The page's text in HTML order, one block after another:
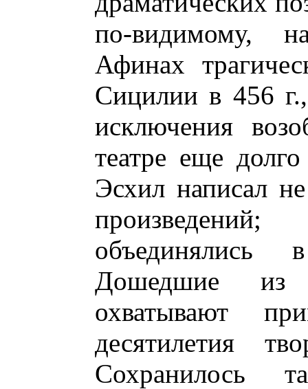
по-видимому,
Афинах
Сицилии в 456
исключения
театре еще
Эсхил написал
объединялись
Дошедшие из
охватывают
десятилетия
Сохранилось